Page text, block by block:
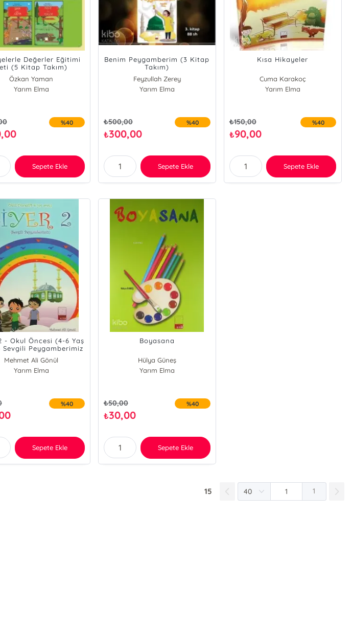
Değerler Eğitimi
(5 Kitap Takım)
Özkan Yaman
Yarım Elma
%40
Sepete Ekle
Benim Peygamberim (3 Kitap
Takım)
Feyzullah Zerey
Yarım Elma
₺500,00
₺300,00
%40
Sepete Ekle
Kısa Hikayeler
Cuma Karakoç
Yarım Elma
₺150,00
₺90,00
%40
Sepete Ekle
- Okul Öncesi (4-6 Yaş
Sevgili Peygamberimiz
Mehmet Ali Gönül
Yarım Elma
%40
Sepete Ekle
Boyasana
Hülya Güneş
Yarım Elma
₺50,00
₺30,00
%40
Sepete Ekle
15 1